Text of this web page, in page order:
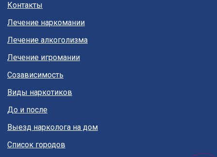
Контакты
Лечение наркомании
Лечение алкоголизма
Лечение игромании
Созависимость
Виды наркотиков
До и после
Выезд нарколога на дом
Список городов